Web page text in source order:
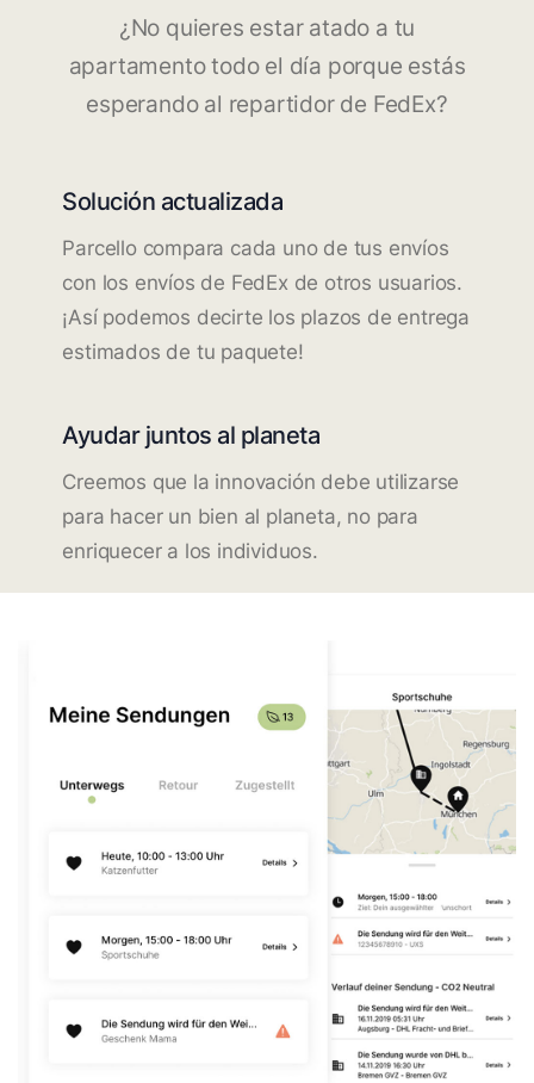
¿No quieres estar atado a tu
apartamento todo el día porque estás
esperando al repartidor de FedEx?
Solución actualizada
Parcello compara cada uno de tus envíos
con los envíos de FedEx de otros usuarios.
¡Así podemos decirte los plazos de entrega
estimados de tu paquete!
Ayudar juntos al planeta
Creemos que la innovación debe utilizarse
para hacer un bien al planeta, no para
enriquecer a los individuos.